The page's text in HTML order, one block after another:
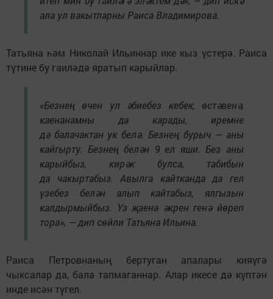
ала ул вакытларны Раиса Владимирова.
Татьяна һәм Николай Ильиннар ике кыз үстерә. Раиса
түтине бу гаиләдә яратып карыйлар.
«Безнең өчен ул әбиебез кебек, өстәвенә,
каенанамны да карады, иремне
дә балачактан ук белә. Безнең бурыч — аны
кайгырту. Безнең белән 9 ел яши. Без аны
карыйбыз, кирәк булса, табибын
да чакыртабыз. Авылга кайтканда да гел
үзебез белән алып кайтабыз, ялгызын
калдырмыйбыз. Үз җаена әкрен генә йөреп
тора», — дип сөйли Татьяна Ильина.
Раиса Петровнаның бертуган апалары кияүгә
чыксалар да, бала тапмаганнар. Алар икесе дә күптән
инде исән түгел.